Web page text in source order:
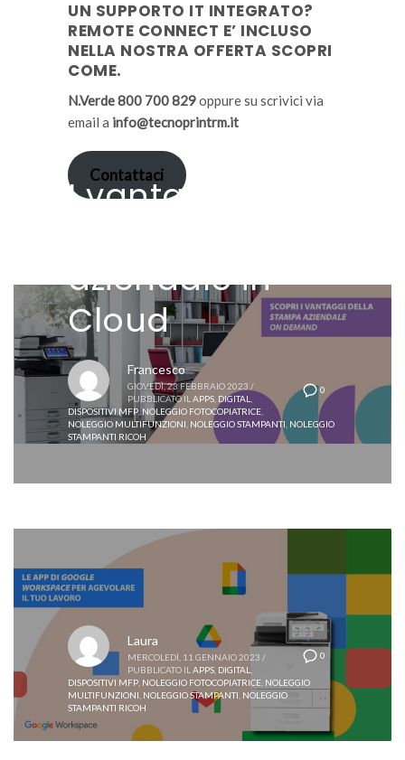
UN SUPPORTO IT INTEGRATO?
REMOTE CONNECT E’ INCLUSO
NELLA NOSTRA OFFERTA SCOPRI
COME.
N.Verde 800 700 829oppure su scrivici via
email a info@tecnoprintrm.it
Contattaci
I vantaggi della
aziendale in
Cloud
0
Francesco
GIOVEDÌ, 23 FEBBRAIO 2023 /
PUBBLICATO IL APPS DIGITAL
DISPOSITIVI MFP NOLEGGIO FOTOCOPIATRICE
NOLEGGIO MULTIFUNZIONI NOLEGGIO STAMPANTI NOLEGGIO
STAMPANTI RICOH
0
Laura
MERCOLEDÌ, 11 GENNAIO 2023 /
PUBBLICATO IL APPS DIGITAL
DISPOSITIVI MFP NOLEGGIO FOTOCOPIATRICE NOLEGGIO
MULTIFUNZIONI NOLEGGIO STAMPANTI NOLEGGIO
STAMPANTI RICOH